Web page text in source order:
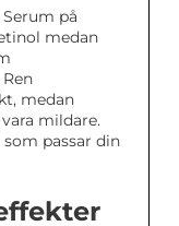
på
medan
medan
mildare.
passar din